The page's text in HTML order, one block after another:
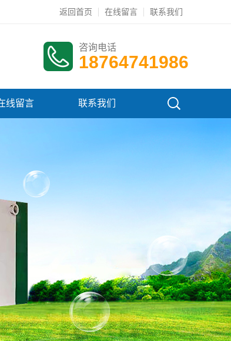
返回首页 在线留言 联系我们
咨询电话
18764741986
线留言 联系我们